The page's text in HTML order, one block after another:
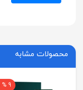
محصولات مشابه
9 % تخفیف